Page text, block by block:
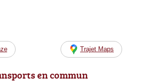
Trajet Maps
en commun